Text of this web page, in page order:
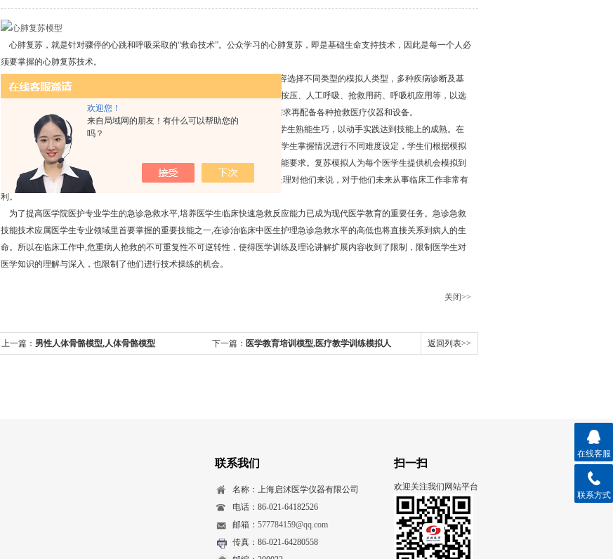
欢迎您！
来自局域网的朋友！有什么可以帮助您的
吗？
心肺复苏，就是针对骤停的心跳和呼吸采取的“救命技术”。公众学习的心肺复苏，即是基础生命支持技术，因此是每一个人必
须要掌握的心肺复苏技术。
用在专业医疗与急救培训中，可根据培训的课题及内容选择不同类型的模拟人类型，多种疾病诊断及基
本的抢救技术,如课题内容为心脏骤停的判断、气管插管、心脏电复律、心脏按压、人工呼吸、抢救用药、呼吸机应用等，以选
择多功能心肺复苏模拟人(QS/CRR系列) 进行急救训练，并根据疾病的诊断需求再配备各种抢救医疗仪器和设备。
心肺复苏模拟人可以重复操作，多种系统设置模拟，先示范后训练，让医学生熟能生巧，以动手实践达到技能上的成熟。在
专业学习中，教师根据临床常见的急症病例编辑模拟场景,并根据训练阶段及学生掌握情况进行不同难度设定，学生们根据模拟
人的病情突然变化,进行相应的操作，以从简到繁的进度，完成不同阶段的技能要求。复苏模拟人为每个医学生提供机会模拟到
临床可能出现的急危重症病例,并能够娴熟地进行实施抢救,能够迅速判断及处理对他们来说，对于他们未来从事临床工作非常有
利。
为了提高医学院医护专业学生的急诊急救水平,培养医学生临床快速急救反应能力已成为现代医学教育的重要任务。急诊急救
技能技术应属医学生专业领域里首要掌握的重要技能之一,在诊治临床中医生护理急诊急救水平的高低也将直接关系到病人的生
命。所以在临床工作中,危重病人抢救的不可重复性不可逆转性，使得医学训练及理论讲解扩展内容收到了限制，限制医学生对
医学知识的理解与深入，也限制了他们进行技术操练的机会。
关闭>>
上一篇： 男性人体骨骼模型,人体骨骼模型 下一篇： 医学教育培训模型,医疗教学训练模拟人 返回列表>>
扫一扫
欢迎关注我们网站平台
联系我们
名称：上海启沭医学仪器有限公司
电话：86-021-64182526
邮箱： 577784159@qq.com
传真：86-021-64280558
在线客服
联系方式